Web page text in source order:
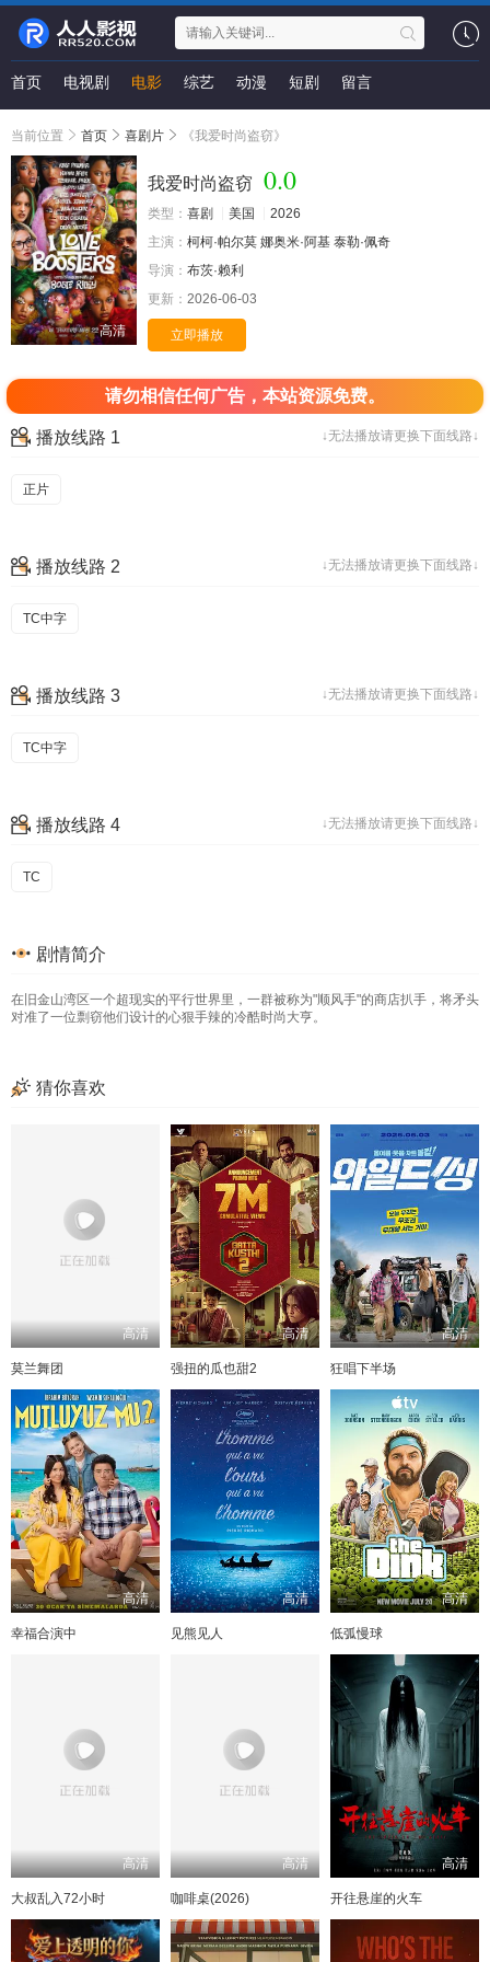
首页 电视剧 电影 综艺 动漫 短剧 留言
当前位置 首页 喜剧片 《我爱时尚盗窃》
高清
我爱时尚盗窃 0.0
类型： 喜剧 美国
2026
主演： 柯柯·帕尔莫 娜奥米·阿基 泰勒·佩奇
导演： 布茨·赖利
更新： 2026-06-03
立即播放
请勿相信任何广告，本站资源免费。
↓无法播放请更换下面线路↓
播放线路 1
正片
↓无法播放请更换下面线路↓
播放线路 2
TC中字
↓无法播放请更换下面线路↓
播放线路 3
TC中字
↓无法播放请更换下面线路↓
播放线路 4
TC
剧情简介
在旧金山湾区一个超现实的平行世界里，一群被称为"顺风手"的商店扒手，将矛头
对准了一位剽窃他们设计的心狠手辣的冷酷时尚大亨。
猜你喜欢
高清
莫兰舞团
高清
强扭的瓜也甜2
高清
狂唱下半场
高清
幸福合演中
高清
见熊见人
高清
低弧慢球
高清
大叔乱入72小时
高清
咖啡桌(2026)
高清
开往悬崖的火车